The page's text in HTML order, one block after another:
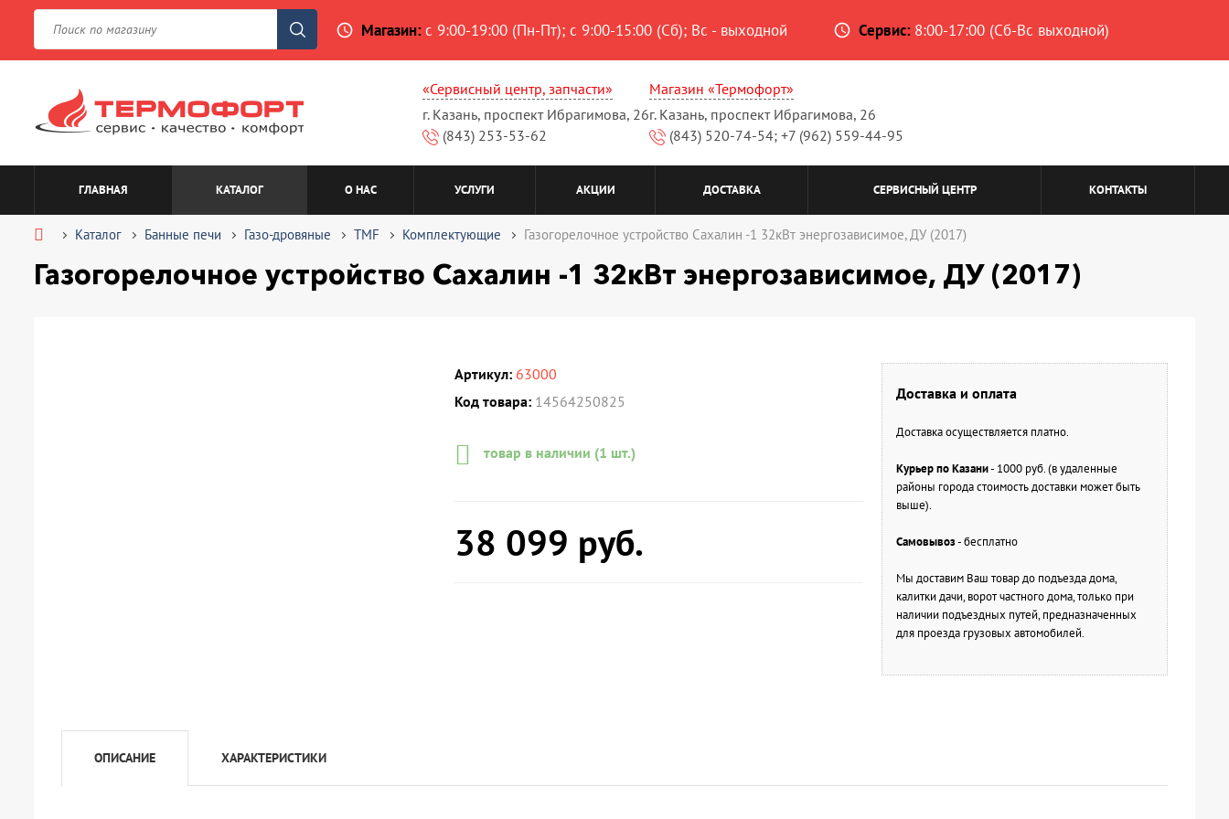
access_time Магазин:с 9:00-19:00 (Пн-Пт); с 9:00-15:00 (Сб); Вс - выходной access_time Сервис: 8:00-17:00 (Сб-Вс выходной)
«Сервисный центр, запчасти»
г. Казань, проспект Ибрагимова, 26
(843) 253-53-62
Магазин «Термофорт»
г. Казань, проспект Ибрагимова, 26
(843) 520-74-54; +7 (962) 559-44-95
ГЛАВНАЯ КАТАЛОГ О НАС УСЛУГИ АКЦИИ ДОСТАВКА СЕРВИСНЫЙ ЦЕНТР КОНТАКТЫ
Каталог Банные печи Газо-дровяные TMF Комплектующие Газогорелочное устройство Сахалин -1 32кВт энергозависимое, ДУ (2017)
Газогорелочное устройство Сахалин -1 32кВт энергозависимое, ДУ (2017)
Артикул: 63000
Код товара: 14564250825
товар в наличии (1 шт.)
38 099 руб.
Доставка и оплата
Доставка осуществляется платно.
Курьер по Казани- 1000 руб. (в удаленные
районы города стоимость доставки может быть
выше).
Самовывоз- бесплатно
Мы доставим Ваш товар до подъезда дома,
калитки дачи, ворот частного дома, только при
наличии подъездных путей, предназначенных
для проезда грузовых автомобилей.
ОПИСАНИЕ ХАРАКТЕРИСТИКИ